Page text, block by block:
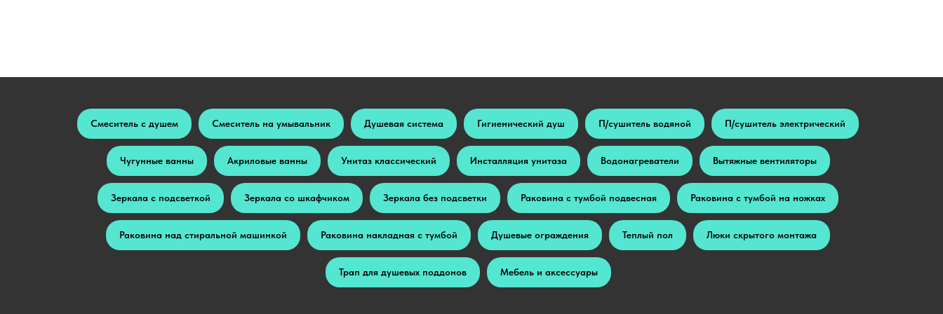
Смеситель с душем Смеситель на умывальник Душевая система Гигиенический душ П/сушитель водяной П/сушитель электрический
Чугунные ванны Акриловые ванны Унитаз классический Инсталляция унитаза Водонагреватели Вытяжные вентиляторы
Зеркала с подсветкой Зеркала со шкафчиком Зеркала без подсветки Раковина с тумбой подвесная Раковина с тумбой на ножках
Раковина над стиральной машинкой Раковина накладная с тумбой Душевые ограждения Теплый пол Люки скрытого монтажа
Трап для душевых поддонов Мебель и аксессуары